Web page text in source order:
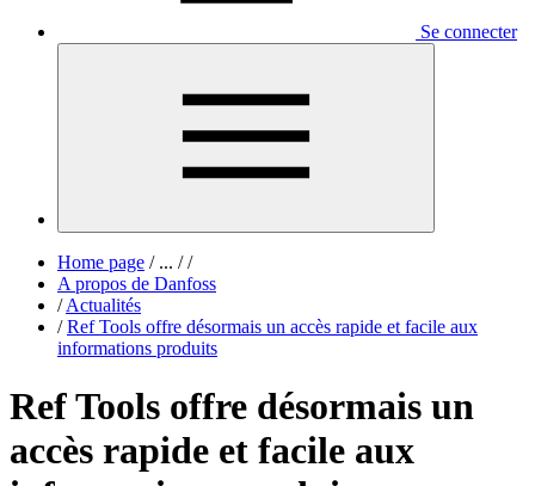
Se connecter
Home page /... / /
A propos de Danfoss
/ Actualités
/ Ref Tools offre désormais un accès rapide et facile aux
informations produits
Ref Tools offre désormais un
accès rapide et facile aux